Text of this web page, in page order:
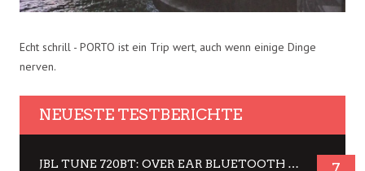
Echt schrill - PORTO ist ein Trip wert, auch wenn einige Dinge
nerven.
NEUESTE TESTBERICHTE
JBL TUNE 720BT: OVER EAR BLUETOOTH KOPFHÖRER UM DIE 50,-€ IM DAUER-TEST